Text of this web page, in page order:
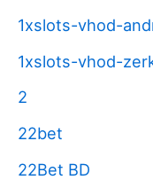
1xslots-vhod-
1xslots-vhod-
2
22bet
22Bet BD